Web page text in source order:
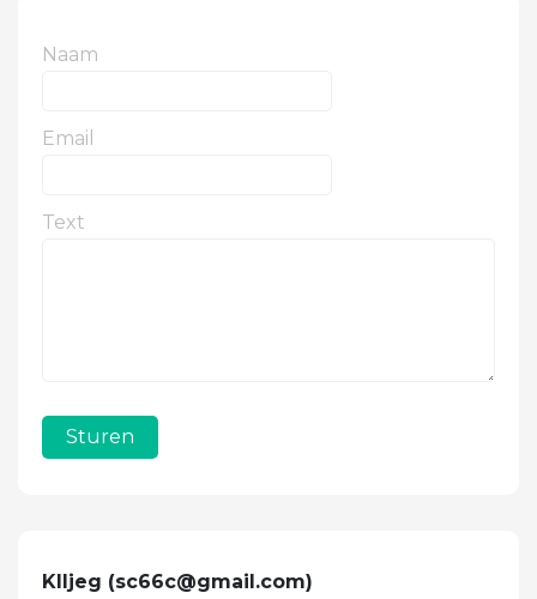
Naam
Email
Text
Sturen
Klljeg (sc66c@gmail.com)